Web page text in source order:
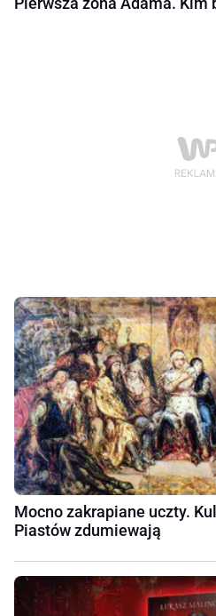
Mocno zakrapiane uczty.
Piastów zdumiewają